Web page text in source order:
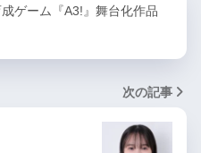
ゲーム『A3!』舞台化作品
次の記事